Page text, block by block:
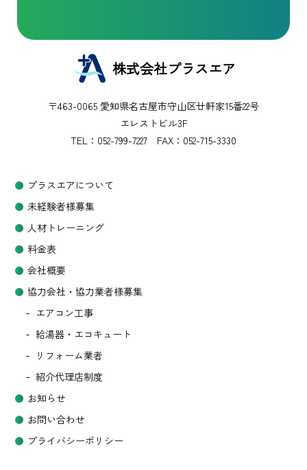
株式会社プラスエア
〒463-0065 愛知県名古屋市守山区廿軒家15番22号
エレストビル3F
TEL： 052-799-7227 FAX：052-715-3330
プラスエアについて
未経験者様募集
人材トレーニング
料金表
会社概要
協力会社・協力業者様募集
エアコン工事
給湯器・エコキュート
リフォーム業者
紹介代理店制度
お知らせ
お問い合わせ
プライバシーポリシー